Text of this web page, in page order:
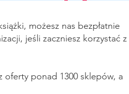
możesz nas bezpłatnie
jeśli zaczniesz korzystać z
oferty ponad 1300 sklepów, a